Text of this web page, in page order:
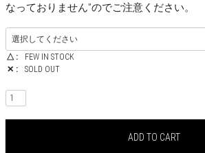
なっておりません”のでご注意ください。
△
FEW IN STOCK
✕
SOLD OUT
ADD TO CART